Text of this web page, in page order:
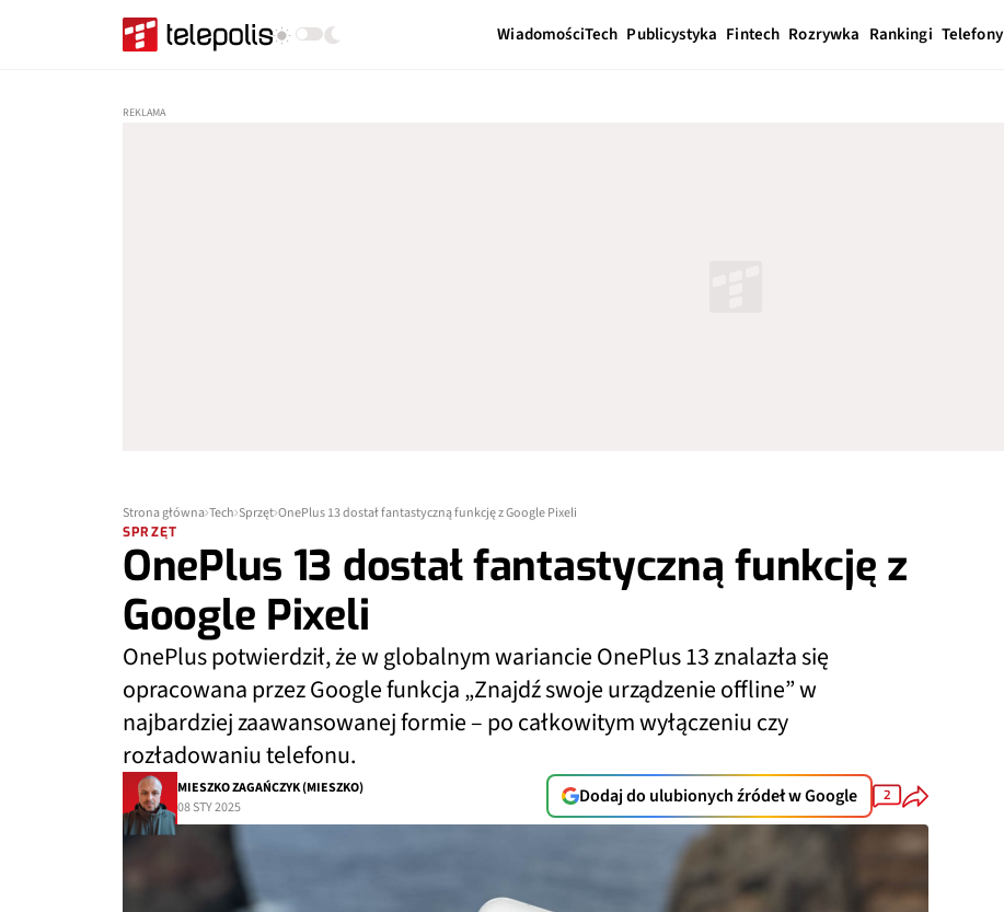
WiadomościTech Publicystyka Fintech Rozrywka Rankingi Telefony
Strona główna Tech Sprzęt OnePlus 13 dostał fantastyczną funkcję z Google Pixeli
SPRZĘT
OnePlus 13 dostał fantastyczną funkcję z
Google Pixeli
OnePlus potwierdził, że w globalnym wariancie OnePlus 13 znalazła się
opracowana przez Google funkcja „Znajdź swoje urządzenie offline” w
najbardziej zaawansowanej formie – po całkowitym wyłączeniu czy
rozładowaniu telefonu.
MIESZKO ZAGAŃCZYK (MIESZKO)
08 STY 2025
Dodaj do ulubionych źródeł w Google 2